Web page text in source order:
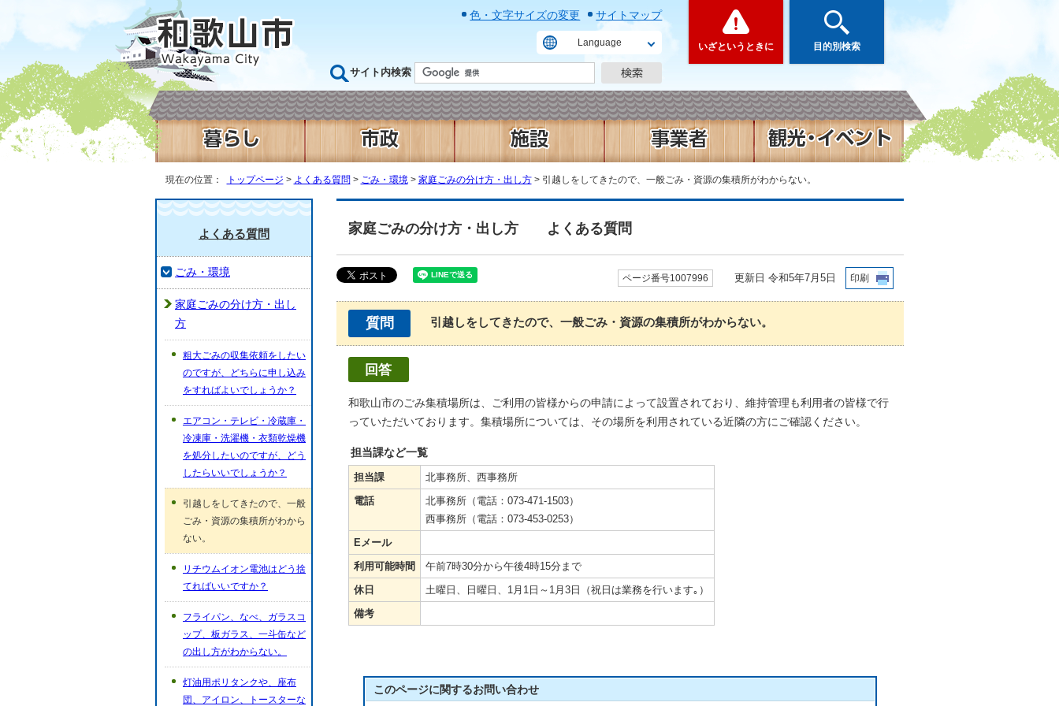
色・文字サイズの変更 サイトマップ
Language
サイト内検索
いざというときに 目的別検索
現在の位置： トップページ > よくある質問 > ごみ・環境> 家庭ごみの分け方・出し方> 引越しをしてきたので、一般ごみ・資源の集積所がわからない。
家庭ごみの分け方・出し方 よくある質問
ページ番号1007996 更新日 令和5年7月5日 印刷
質問 引越しをしてきたので、一般ごみ・資源の集積所がわからない。
回答
和歌山市のごみ集積場所は、ご利用の皆様からの申請によって設置されており、維持管理も利用者の皆様で行
っていただいております。集積場所については、その場所を利用されている近隣の方にご確認ください。
担当課など一覧
担当課
北事務所、西事務所
電話
北事務所（電話：073-471-1503）
西事務所（電話：073-453-0253）
Eメール
利用可能時間
午前7時30分から午後4時15分まで
休日
土曜日、日曜日、1月1日～1月3日（祝日は業務を行います｡）
備考
このページに関するお問い合わせ
よくある質問
ごみ・環境
家庭ごみの分け方・出し
方
粗大ごみの収集依頼をしたい
のですが、どちらに申し込み
をすればよいでしょうか？
エアコン・テレビ・冷蔵庫・
冷凍庫・洗濯機・衣類乾燥機
を処分したいのですが、どう
したらいいでしょうか？
引越しをしてきたので、一般
ごみ・資源の集積所がわから
ない。
リチウムイオン電池はどう捨
てればいいですか？
フライパン、なべ、ガラスコ
ップ、板ガラス、一斗缶など
の出し方がわからない。
灯油用ポリタンクや、座布
団、アイロン、トースターな